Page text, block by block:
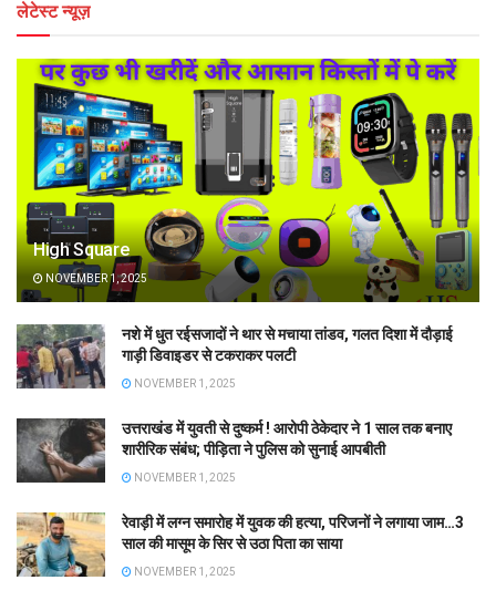
लेटेस्ट न्यूज़
High Square
NOVEMBER 1, 2025
नशे में धुत रईसजादों ने थार से मचाया तांडव, गलत दिशा में दौड़ाई
गाड़ी डिवाइडर से टकराकर पलटी
NOVEMBER 1, 2025
उत्तराखंड में युवती से दुष्कर्म ! आरोपी ठेकेदार ने 1 साल तक बनाए
शारीरिक संबंध; पीड़िता ने पुलिस को सुनाई आपबीती
NOVEMBER 1, 2025
रेवाड़ी में लग्न समारोह में युवक की हत्या, परिजनों ने लगाया जाम…3
साल की मासूम के सिर से उठा पिता का साया
NOVEMBER 1, 2025